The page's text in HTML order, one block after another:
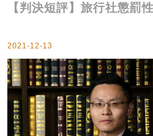
【判決短評】旅行社懲罰
2021-12-13